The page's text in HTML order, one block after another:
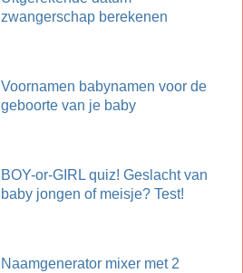
zwangerschap berekenen
Voornamen babynamen voor de
geboorte van je baby
BOY-or-GIRL quiz! Geslacht van
baby jongen of meisje? Test!
Naamgenerator mixer met 2